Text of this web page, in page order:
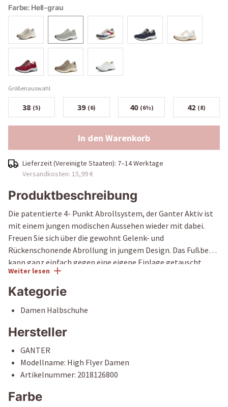
Farbe: Hell-grau
Größenauswahl
38 (5) 39 (6) 40 (6½) 42 (8)
In den Warenkorb
Lieferzeit (Vereinigte Staaten): 7–14 Werktage
Versandkosten: 15,99 €
Produktbeschreibung
Die patentierte 4- Punkt Abrollsystem, der Ganter Aktiv ist
mit einem jungen modischen Aussehen wieder mit dabei.
Freuen Sie sich über die gewohnt Gelenk- und
Rückenschonende Abrollung in jungem Design. Das Fußbett
kann ganz einfach gegen eine eigene Einlage getauscht
werden. Aktivierung und Entlastung - auf diesem Prinzip
fußt die patentierte GANTER AKTIV Technologie. Die 4-
Punkt-Durchrollsohle übt bei jedem Schritt einen
angenehmen Massageeffekt auf den Fuß aus. Diese
Stabilität und entlastet den Rücken sowie die Gelenke -
dadurch gehen Sie leichter und tun AKTIV etwas für Ihre
Gesundheit. Aus Glattleder gefertigt, werden beim Modell
HIGH FLYER Details in Metallic zum trendigen Blickfang. Das
ist besonders leicht und rutschfest. Der Mix aus schwarzen
Weiter lesen
Kategorie
Damen Halbschuhe
Hersteller
GANTER
Modellname: High Flyer Damen
Artikelnummer: 2018126800
Farbe